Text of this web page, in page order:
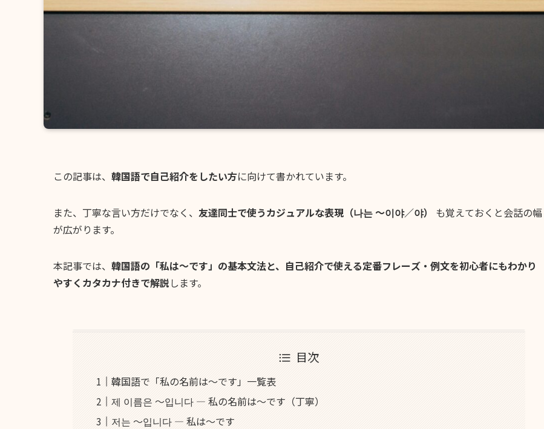
この記事は、 韓国語で自己紹介をしたい方に向けて書かれています。
また、丁寧な言い方だけでなく、 友達同士で使うカジュアルな表現（나는 ～이야／야）
も覚えておくと会話の幅
が広がります。
本記事では、 韓国語の「私は〜です」の基本文法と、自己紹介で使える定番フレーズ・例文を初心者にもわかり
やすくカタカナ付きで解説します。
目次
韓国語で「私の名前は〜です」一覧表
제 이름은 ～입니다 ― 私の名前は〜です（丁寧）
저는 ～입니다 ― 私は〜です